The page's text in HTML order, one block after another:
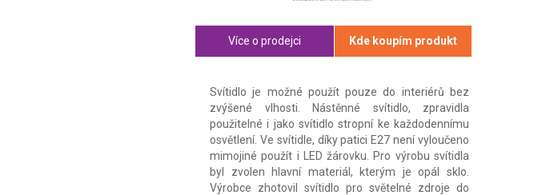
Více o prodejci Kde koupím produkt
Svítidlo je možné použít pouze do interiérů bez
zvýšené vlhosti. Nástěnné svítidlo, zpravidla
použitelné i jako svítidlo stropní ke každodennímu
osvětlení. Ve svítidle, díky patici E27 není vyloučeno
mimojiné použít i LED žárovku. Pro výrobu svítidla
byl zvolen hlavní materiál, kterým je opál sklo.
Výrobce zhotovil svítidlo pro světelné zdroje do